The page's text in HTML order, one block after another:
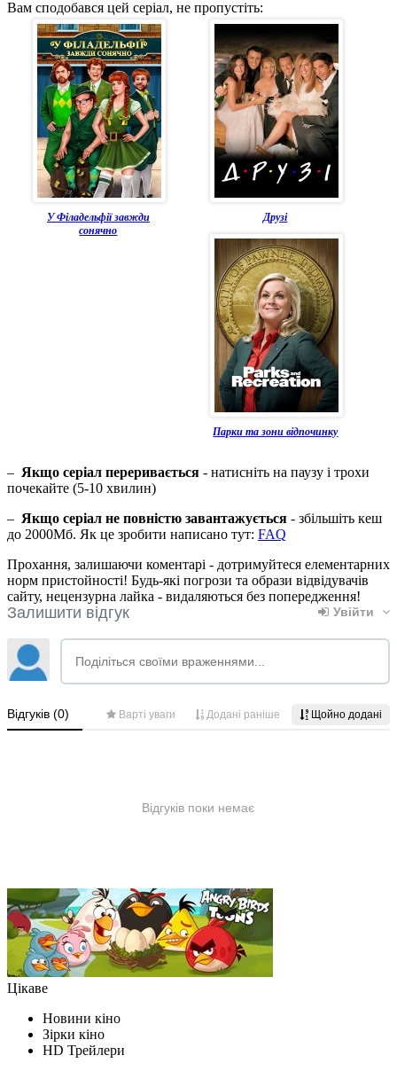
Вам сподобався цей серіал, не пропустіть:
У Філадельфії завжди
сонячно
Друзі
Парки та зони відпочинку
– Якщо серіал переривається - натисніть на паузу і трохи
почекайте (5-10 хвилин)
– Якщо серіал не повністю завантажується - збільшіть кеш
до 2000Мб. Як це зробити написано тут: FAQ
Прохання, залишаючи коментарі - дотримуйтеся елементарних
норм пристойності! Будь-які погрози та образи відвідувачів
сайту, нецензурна лайка - видаляються без попередження!
Цікаве
Новини кіно
Зірки кіно
HD Трейлери